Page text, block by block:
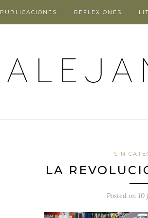
PUBLICACIONES REFLEXIONES
SIN
LA
Posted on 10